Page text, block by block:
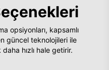
opsiyonları, kapsamlı
güncel teknolojileri ile
daha hızlı hale getirir.